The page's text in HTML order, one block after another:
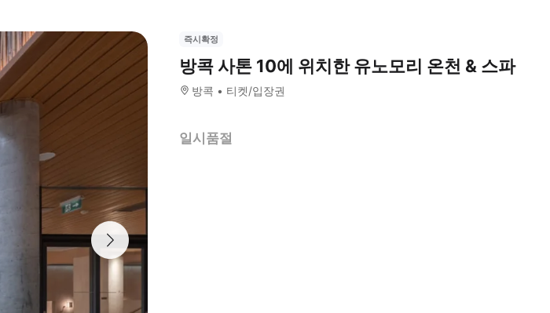
즉시확정
방콕 사톤 10에 위치한 유노모리 온천 & 스파
방콕 티켓/입장권
일시품절